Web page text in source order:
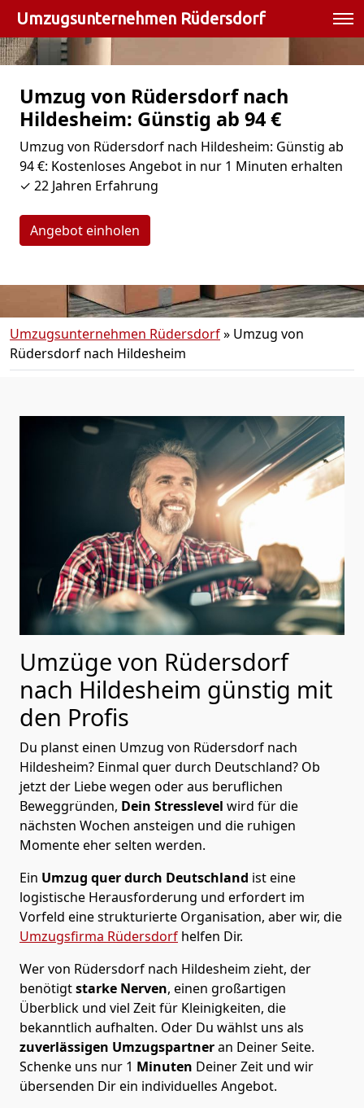
Umzugsunternehmen Rüdersdorf
Umzug von Rüdersdorf nach
Hildesheim: Günstig ab 94 €
Umzug von Rüdersdorf nach Hildesheim: Günstig ab
94 €: Kostenloses Angebot in nur 1 Minuten erhalten
✓ 22 Jahren Erfahrung
Angebot einholen
Umzugsunternehmen Rüdersdorf» Umzug von
Rüdersdorf nach Hildesheim
Umzüge von Rüdersdorf
nach Hildesheim günstig mit
den Profis
Du planst einen Umzug von Rüdersdorf nach
Hildesheim? Einmal quer durch Deutschland? Ob
jetzt der Liebe wegen oder aus beruflichen
Beweggründen, Dein Stresslevel wird für die
nächsten Wochen ansteigen und die ruhigen
Momente eher selten werden.
Ein Umzug quer durch Deutschland ist eine
logistische Herausforderung und erfordert im
Vorfeld eine strukturierte Organisation, aber wir, die
Umzugsfirma Rüdersdorf helfen Dir.
Wer von Rüdersdorf nach Hildesheim zieht, der
benötigtstarke Nerven, einen großartigen
Überblick und viel Zeit für Kleinigkeiten, die
bekanntlich aufhalten. Oder Du wählst uns als
zuverlässigen Umzugspartneran Deiner Seite.
Schenke uns nur 1 Minuten Deiner Zeit und wir
übersenden Dir ein individuelles Angebot.